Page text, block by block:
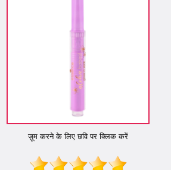
ज़ूम करने के लिए छवि पर क्लिक करें